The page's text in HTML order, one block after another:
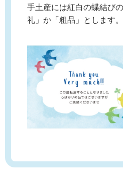
手土産には紅白の蝶結び
礼」か「粗品」とします。